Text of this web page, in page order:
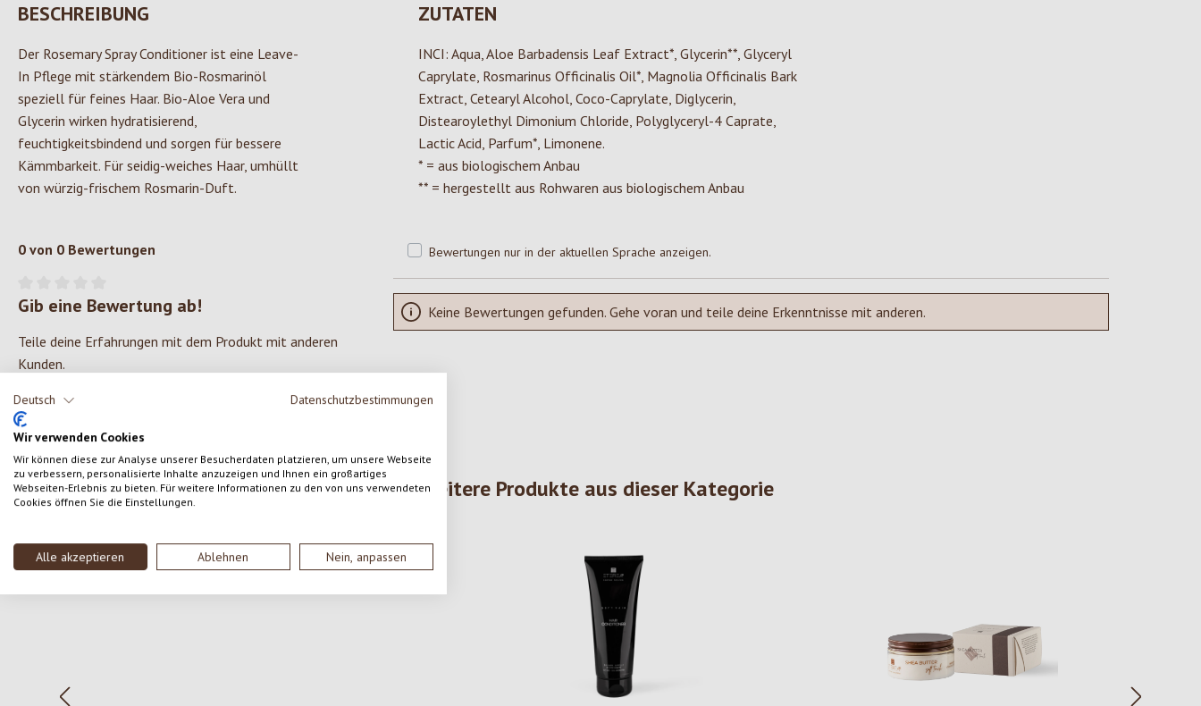
Deutsch Datenschutzbestimmungen
Wir verwenden Cookies
Wir können diese zur Analyse unserer Besucherdaten platzieren, um unsere Webseite
zu verbessern, personalisierte Inhalte anzuzeigen und Ihnen ein großartiges
Webseiten-Erlebnis zu bieten. Für weitere Informationen zu den von uns verwendeten
Cookies öffnen Sie die Einstellungen.
Alle akzeptieren Ablehnen Nein, anpassen
BESCHREIBUNG
Der Rosemary Spray Conditioner ist eine Leave-
In Pflege mit stärkendem Bio-Rosmarinöl
speziell für feines Haar. Bio-Aloe Vera und
Glycerin wirken hydratisierend,
feuchtigkeitsbindend und sorgen für bessere
Kämmbarkeit. Für seidig-weiches Haar, umhüllt
von würzig-frischem Rosmarin-Duft.
ZUTATEN
INCI: Aqua, Aloe Barbadensis Leaf Extract*, Glycerin**, Glyceryl
Caprylate, Rosmarinus Officinalis Oil*, Magnolia Officinalis Bark
Extract, Cetearyl Alcohol, Coco-Caprylate, Diglycerin,
Distearoylethyl Dimonium Chloride, Polyglyceryl-4 Caprate,
Lactic Acid, Parfum*, Limonene.
* = aus biologischem Anbau
** = hergestellt aus Rohwaren aus biologischem Anbau
0 von 0 Bewertungen
Durchschnittliche Bewertung von 0 von 5 Sternen
Gib eine Bewertung ab!
Teile deine Erfahrungen mit dem Produkt mit anderen
Kunden.
Bewertungen nur in der aktuellen Sprache anzeigen.
Keine Bewertungen gefunden. Gehe voran und teile deine Erkenntnisse mit anderen.
Weitere Produkte aus dieser Kategorie